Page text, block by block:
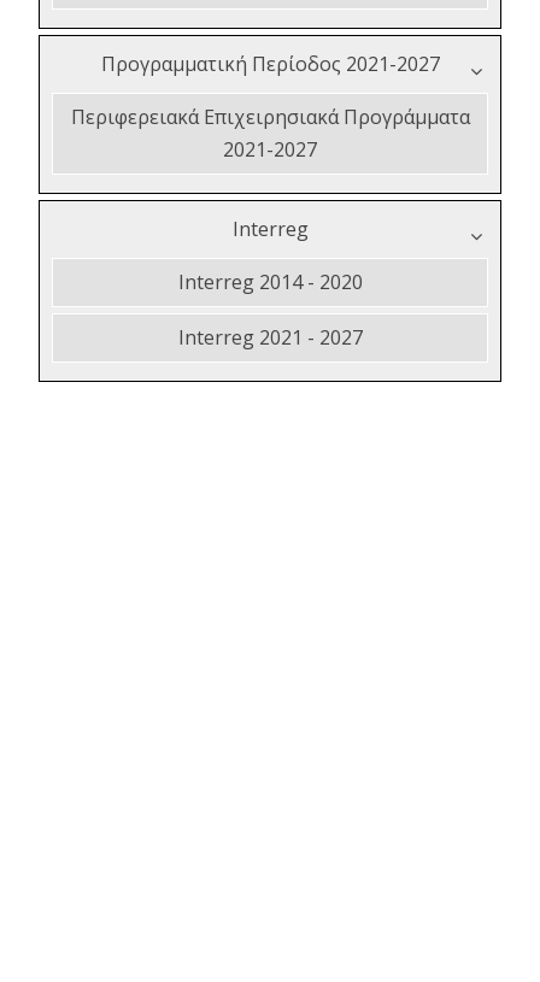
Προγραμματική Περίοδος 2021-2027
Περιφερειακά Επιχειρησιακά Προγράμματα
2021-2027
Interreg
Interreg 2014 - 2020
Interreg 2021 - 2027